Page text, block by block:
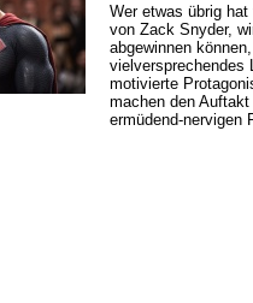
Wer etwas übrig
von Zack Snyder,
abgewinnen
vielversprechendes
motivierte
machen den
ermüdend-nervigen